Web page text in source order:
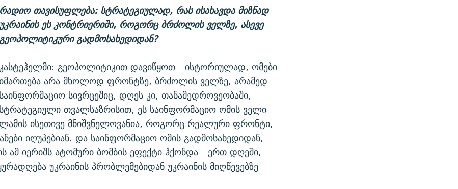
რადიო თავისუფლება: სტრატეგიულად, რას ისახავდა მიზნად
ეს კონტრიერიში, როგორც ბრძოლის ველზე, ასევე
გადმოსახედიდან?
გეოპოლიტიკით დავიწყოთ - ისტორიულად, ომები
არა მხოლოდ ფრონტზე, ბრძოლის ველზე, არამედ
საინფორმაციო სივრცეშიც, დღეს კი, თანამედროვეობაში,
სტრატეგიული თვალსაზრისით, ეს საინფორმაციო ომის ველი
ისეთივე მნიშვნელოვანია, როგორც რეალური ფრონტი,
იღუპებიან. და საინფორმაციო ომის გადმოსახედიდან,
ამ იერიშს ატომური ბომბის ეფექტი ჰქონდა - ერთ დღეში,
უკრაინის პრობლემებიდან უკრაინის მიღწევებზე